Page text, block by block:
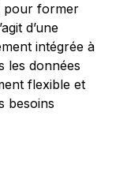
pour former
d’une
intégrée à
les données
flexible et
besoins